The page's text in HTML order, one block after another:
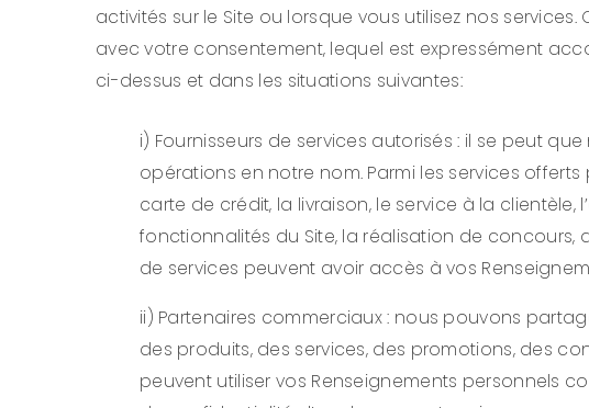
activités sur le Site ou lorsque vous utilisez nos
avec votre consentement, lequel est expressément
ci-dessus et dans les situations suivantes:
i) Fournisseurs de services autorisés : il se peut
opérations en notre nom. Parmi les services
carte de crédit, la livraison, le service à la
fonctionnalités du Site, la réalisation de concours,
de services peuvent avoir accès à vos
ii) Partenaires commerciaux : nous pouvons
des produits, des services, des promotions, des
peuvent utiliser vos Renseignements personnels